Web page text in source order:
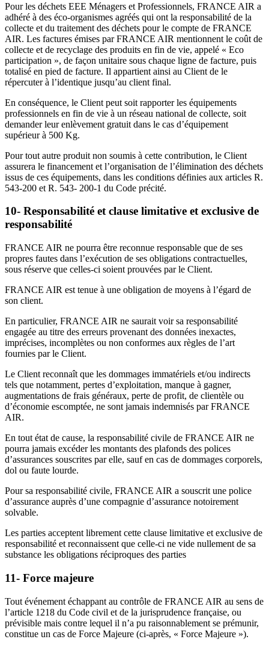
Pour les déchets EEE Ménagers et Professionnels, FRANCE AIR a
adhéré à des éco-organismes agréés qui ont la responsabilité de la
collecte et du traitement des déchets pour le compte de FRANCE
AIR. Les factures émises par FRANCE AIR mentionnent le coût de
collecte et de recyclage des produits en fin de vie, appelé « Eco
participation », de façon unitaire sous chaque ligne de facture, puis
totalisé en pied de facture. Il appartient ainsi au Client de le
répercuter à l’identique jusqu’au client final.
En conséquence, le Client peut soit rapporter les équipements
professionnels en fin de vie à un réseau national de collecte, soit
demander leur enlèvement gratuit dans le cas d’équipement
supérieur à 500 Kg.
Pour tout autre produit non soumis à cette contribution, le Client
assurera le financement et l’organisation de l’élimination des déchets
issus de ces équipements, dans les conditions définies aux articles R.
543-200 et R. 543- 200-1 du Code précité.
10- Responsabilité et clause limitative et exclusive de
responsabilité
FRANCE AIR ne pourra être reconnue responsable que de ses
propres fautes dans l’exécution de ses obligations contractuelles,
sous réserve que celles-ci soient prouvées par le Client.
FRANCE AIR est tenue à une obligation de moyens à l’égard de
son client.
En particulier, FRANCE AIR ne saurait voir sa responsabilité
engagée au titre des erreurs provenant des données inexactes,
imprécises, incomplètes ou non conformes aux règles de l’art
fournies par le Client.
Le Client reconnaît que les dommages immatériels et/ou indirects
tels que notamment, pertes d’exploitation, manque à gagner,
augmentations de frais généraux, perte de profit, de clientèle ou
d’économie escomptée, ne sont jamais indemnisés par FRANCE
AIR.
En tout état de cause, la responsabilité civile de FRANCE AIR ne
pourra jamais excéder les montants des plafonds des polices
d’assurances souscrites par elle, sauf en cas de dommages corporels,
dol ou faute lourde.
Pour sa responsabilité civile, FRANCE AIR a souscrit une police
d’assurance auprès d’une compagnie d’assurance notoirement
solvable.
Les parties acceptent librement cette clause limitative et exclusive de
responsabilité et reconnaissent que celle-ci ne vide nullement de sa
substance les obligations réciproques des parties
11- Force majeure
Tout événement échappant au contrôle de FRANCE AIR au sens de
l’article 1218 du Code civil et de la jurisprudence française, ou
prévisible mais contre lequel il n’a pu raisonnablement se prémunir,
constitue un cas de Force Majeure (ci-après, « Force Majeure »).